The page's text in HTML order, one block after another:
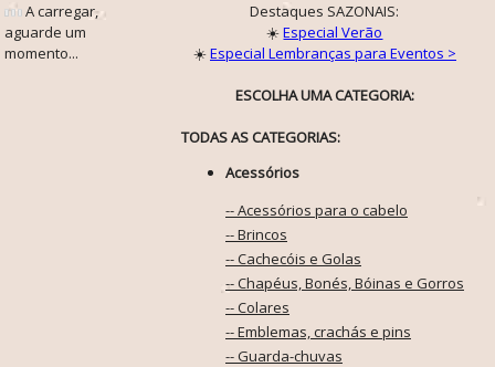
A carregar,
aguarde um
momento...
Destaques SAZONAIS:
☀️Especial Verão
☀️Especial Lembranças para Eventos >
ESCOLHA UMA CATEGORIA:
TODAS AS CATEGORIAS:
Acessórios
-- Acessórios para o cabelo
-- Brincos
-- Cachecóis e Golas
-- Chapéus, Bonés, Bóinas e Gorros
-- Colares
-- Emblemas, crachás e pins
-- Guarda-chuvas